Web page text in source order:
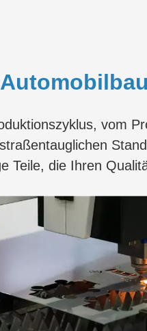
vom
Teile, die Ihren